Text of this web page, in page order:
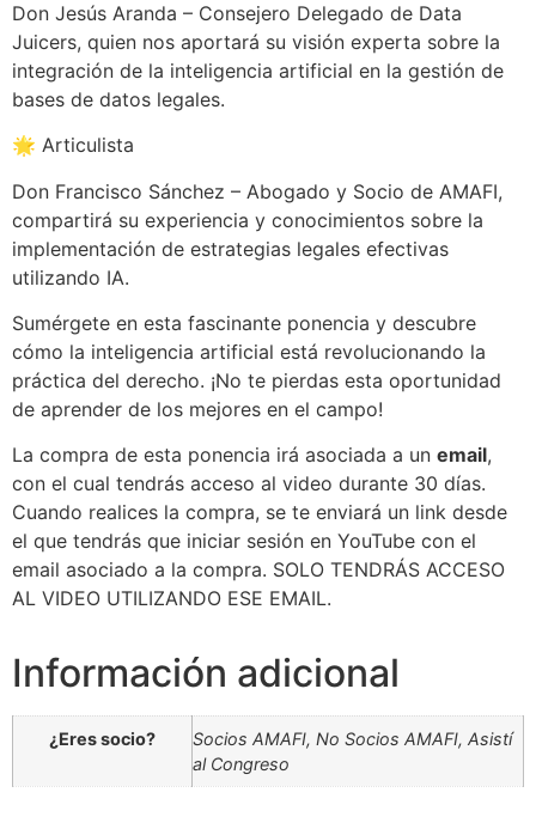
Don Jesús Aranda – Consejero Delegado de Data
Juicers, quien nos aportará su visión experta sobre la
integración de la inteligencia artificial en la gestión de
bases de datos legales.
🌟 Articulista
Don Francisco Sánchez – Abogado y Socio de AMAFI,
compartirá su experiencia y conocimientos sobre la
implementación de estrategias legales efectivas
utilizando IA.
Sumérgete en esta fascinante ponencia y descubre
cómo la inteligencia artificial está revolucionando la
práctica del derecho. ¡No te pierdas esta oportunidad
de aprender de los mejores en el campo!
La compra de esta ponencia irá asociada a un email,
con el cual tendrás acceso al video durante 30 días.
Cuando realices la compra, se te enviará un link desde
el que tendrás que iniciar sesión en YouTube con el
email asociado a la compra. SOLO TENDRÁS ACCESO
AL VIDEO UTILIZANDO ESE EMAIL.
Información adicional
¿Eres socio?
Socios AMAFI, No Socios AMAFI, Asistí
al Congreso